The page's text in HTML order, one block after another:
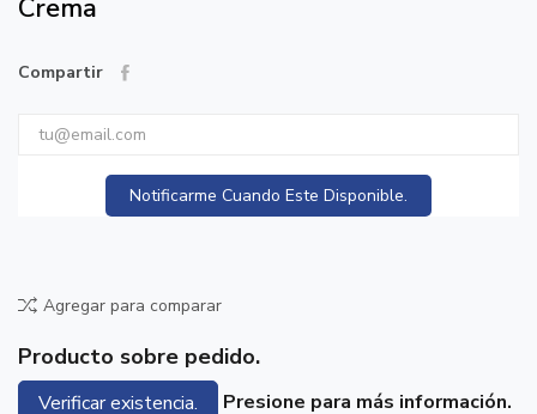
Crema
Compartir
Notificarme Cuando Este Disponible.
Agregar para comparar
Producto sobre pedido.
Verificar existencia. Presione para más información.